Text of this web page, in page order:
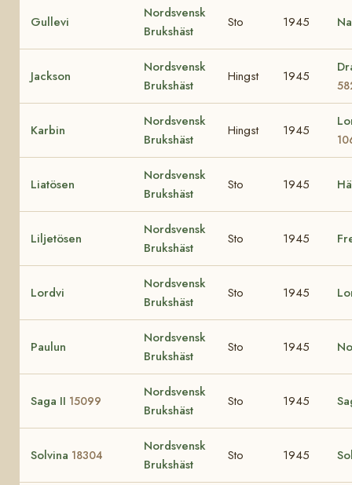
Gullevi
Nordsvensk
Brukshäst
Sto 1945
Jackson
Nordsvensk
Brukshäst
Hingst 1945
Karbin
Nordsvensk
Brukshäst
Hingst 1945
Liatösen
Nordsvensk
Brukshäst
Sto 1945
Liljetösen
Nordsvensk
Brukshäst
Sto 1945
Lordvi
Nordsvensk
Brukshäst
Sto 1945
Paulun
Nordsvensk
Brukshäst
Sto 1945
Saga II 15099
Nordsvensk
Brukshäst
Sto 1945
Solvina 18304
Nordsvensk
Brukshäst
Sto 1945